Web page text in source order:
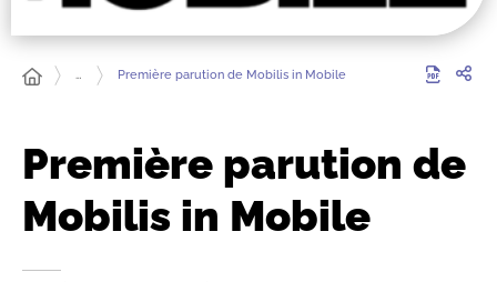
… Première parution de Mobilis in Mobile
Première parution de
Mobilis in Mobile